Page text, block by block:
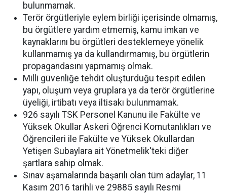
bulunmamak.
Terör örgütleriyle eylem birliği içerisinde olmamış,
bu örgütlere yardım etmemiş, kamu imkan ve
kaynaklarını bu örgütleri desteklemeye yönelik
kullanmamış ya da kullandırmamış, bu örgütlerin
propagandasını yapmamış olmak.
Milli güvenliğe tehdit oluşturduğu tespit edilen
yapı, oluşum veya gruplara ya da terör örgütlerine
üyeliği, irtibatı veya iltisakı bulunmamak.
926 sayılı TSK Personel Kanunu ile Fakülte ve
Yüksek Okullar Askeri Öğrenci Komutanlıkları ve
Öğrencileri ile Fakülte ve Yüksek Okullardan
Yetişen Subaylara ait Yönetmelik'teki diğer
şartlara sahip olmak.
Sınav aşamalarında başarılı olan tüm adaylar, 11
Kasım 2016 tarihli ve 29885 sayılı Resmi